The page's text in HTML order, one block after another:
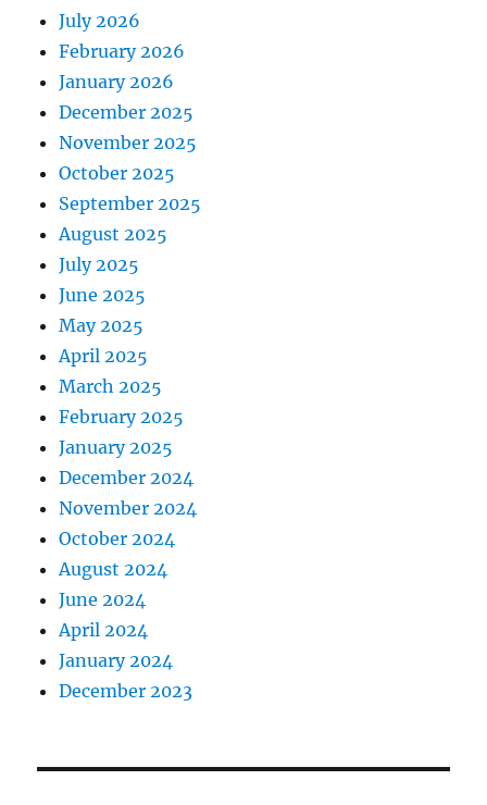
July 2026
February 2026
January 2026
December 2025
November 2025
October 2025
September 2025
August 2025
July 2025
June 2025
May 2025
April 2025
March 2025
February 2025
January 2025
December 2024
November 2024
October 2024
August 2024
June 2024
April 2024
January 2024
December 2023